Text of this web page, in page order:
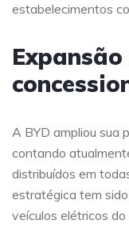
estabelecimentos
A BYD ampliou sua
contando
distribuídos em
estratégica tem
veículos elétricos do